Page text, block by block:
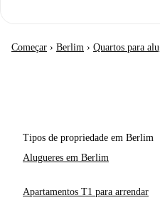
Começar › Berlim › Quartos para
Tipos de propriedade em Berlim
Alugueres em Berlim
Apartamentos T1 para arrendar